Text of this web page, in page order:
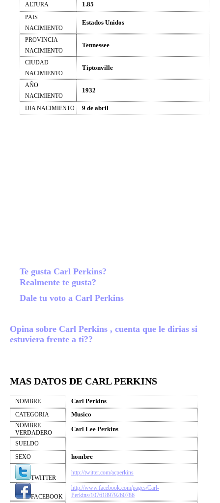
ALTURA
1.85
PAIS
NACIMIENTO
Estados Unidos
PROVINCIA
NACIMIENTO
Tennessee
CIUDAD
NACIMIENTO
Tiptonville
AÑO
NACIMIENTO
1932
DIA NACIMIENTO 9 de abril
Te gusta Carl Perkins?
Realmente te gusta?
Dale tu voto a Carl Perkins
Opina sobre Carl Perkins , cuenta que le dirias si
estuviera frente a ti??
MAS DATOS DE CARL PERKINS
NOMBRE Carl Perkins
CATEGORIA Musico
NOMBRE
VERDADERO
Carl Lee Perkins
SUELDO
SEXO
hombre
TWITTER
http://twitter.com/acperkins
FACEBOOK
http://www.facebook.com/pages/Carl-
Perkins/107618979260786